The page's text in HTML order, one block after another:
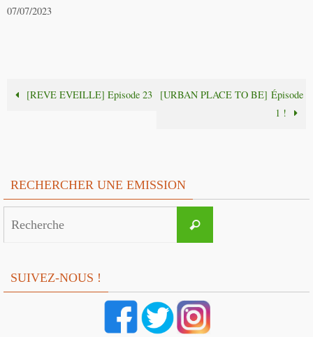
07/07/2023
[REVE EVEILLE] Episode 23
[URBAN PLACE TO BE] Épisode
1 !
RECHERCHER UNE EMISSION
Recherche
SUIVEZ-NOUS !